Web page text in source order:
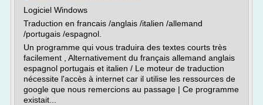
Logiciel Windows
Traduction en francais /anglais /italien /allemand
/portugais /espagnol.
Un programme qui vous traduira des textes courts très
facilement , Alternativement du français allemand anglais
espagnol portugais et italien / Le moteur de traduction
nécessite l'accès à internet car il utilise les ressources de
google que nous remercions au passage | Ce programme
existait...